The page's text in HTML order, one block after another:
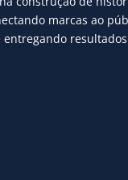
marcas ao